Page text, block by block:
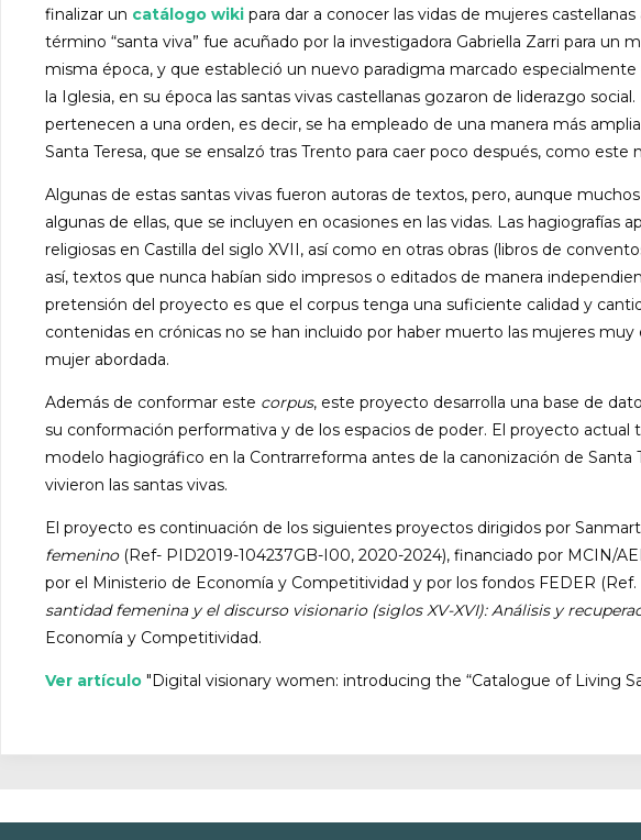
finalizar un catálogo wiki para dar a conocer las vidas de mujeres
término “santa viva” fue acuñado por la investigadora Gabriella Zarri para
misma época, y que estableció un nuevo paradigma marcado
la Iglesia, en su época las santas vivas castellanas gozaron de liderazgo
pertenecen a una orden, es decir, se ha empleado de una manera más
Santa Teresa, que se ensalzó tras Trento para caer poco después, como este
Algunas de estas santas vivas fueron autoras de textos, pero, aunque
algunas de ellas, que se incluyen en ocasiones en las vidas. Las
religiosas en Castilla del siglo XVII, así como en otras obras (libros de
así, textos que nunca habían sido impresos o editados de manera
pretensión del proyecto es que el corpus tenga una suficiente calidad y
contenidas en crónicas no se han incluido por haber muerto las mujeres
mujer abordada.
Además de conformar este corpus, este proyecto desarrolla una base de
su conformación performativa y de los espacios de poder. El proyecto
modelo hagiográfico en la Contrarreforma antes de la canonización de
vivieron las santas vivas.
El proyecto es continuación de los siguientes proyectos dirigidos por
femenino (Ref- PID2019-104237GB-I00, 2020-2024), financiado por MCIN/
por el Ministerio de Economía y Competitividad y por los fondos FEDER (Ref.
santidad femenina y el discurso visionario (siglos XV-XVI): Análisis y
Economía y Competitividad.
Ver artículo "Digital visionary women: introducing the “Catalogue of Living